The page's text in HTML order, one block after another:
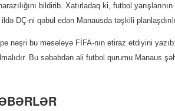
bildirib. Xatırladaq ki, futbol
DÇ-ni qəbul edən Manausda təşkili
nəşri bu məsələyə FİFA-nın etiraz etdiyini
Bu səbəbdən ali futbol qurumu Manaus